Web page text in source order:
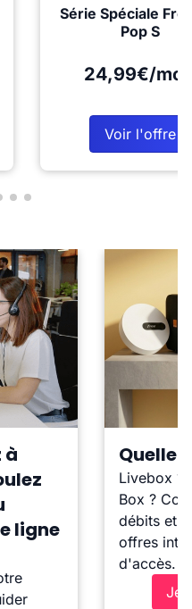
Série Spéciale
Pop S
24,99€/
Voir l'offre
à
ligne
Quelle
Livebox ?
Box ?
débits et
offres
d'accès.
Je